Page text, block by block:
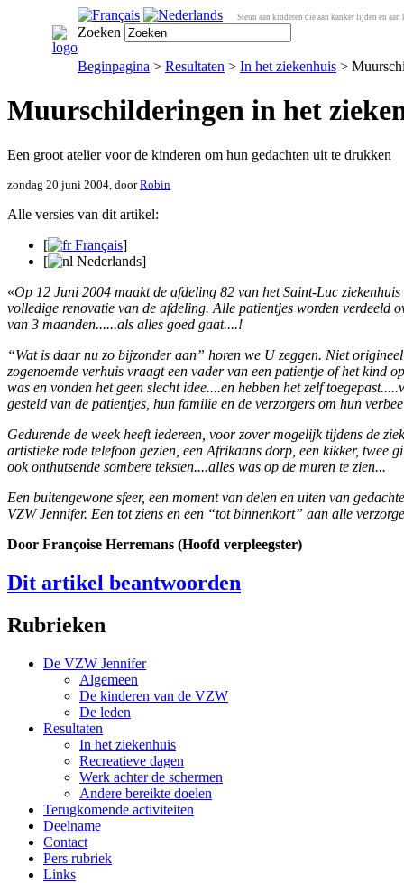
Steun aan kinderen die aan kanker lijden en aan
Zoeken
Beginpagina > Resultaten > In het ziekenhuis >
Muurschilderingen in het
Een groot atelier voor de kinderen om hun gedachten uit te drukken
zondag 20 juni 2004, doorRobin
Alle versies van dit artikel:
[
Français]
[
Nederlands]
«Op 12 Juni 2004 maakt de afdeling 82 van het Saint-Luc
volledige renovatie van de afdeling. Alle patientjes worden verdeeld
van 3 maanden......als alles goed gaat....!
“Wat is daar nu zo bijzonder aan” horen we U zeggen. Niet
zogenoemde verhuis vraagt een vader van een patientje of het kind
was en vonden het geen slecht idee....en hebben het zelf
gesteld van de patientjes, hun familie en de verzorgers om hun
Gedurende de week heeft iedereen, voor zover mogelijk tijdens de
artistieke rode telefoon gezien, een Afrikaans dorp, een kikker, twee
ook onthutsende sombere teksten....alles was op de muren te zien...
Een buitengewone sfeer, een moment van delen en uiten van
VZW Jennifer. Een tot ziens en een “tot binnenkort” aan alle
Door Françoise Herremans (Hoofd verpleegster)
Dit artikel beantwoorden
Rubrieken
De VZW Jennifer
Algemeen
De kinderen van de VZW
De leden
Resultaten
In het ziekenhuis
Recreatieve dagen
Werk achter de schermen
Andere bereikte doelen
Terugkomende activiteiten
Deelname
Contact
Pers rubriek
Links